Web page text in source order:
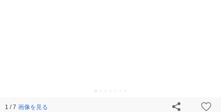
1 / 7 画像を見る